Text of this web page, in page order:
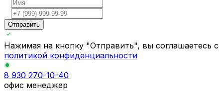
Отправить
Нажимая на кнопку "Отправить", вы соглашаетесь с
политикой конфиденциальности
8 930 270-10-40
офис менеджер